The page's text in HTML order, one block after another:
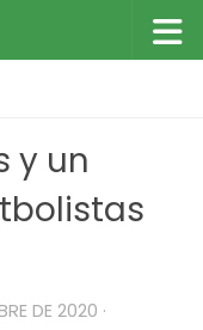
y un
DE 2020 ·